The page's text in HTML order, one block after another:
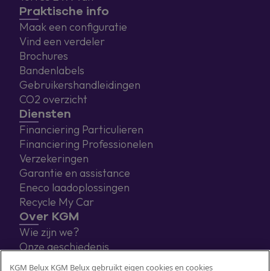
Praktische info
Maak een configuratie
Vind een verdeler
Brochures
Bandenlabels
Gebruikershandleidingen
CO2 overzicht
Diensten
Financiering Particulieren
Financiering Professionelen
Verzekeringen
Garantie en assistance
Eneco laadoplossingen
Recycle My Car
Over KGM
Wie zijn we?
Onze geschiedenis
Blog
KGM Belux KGM Belux gebruikt eigen cookies en cookies